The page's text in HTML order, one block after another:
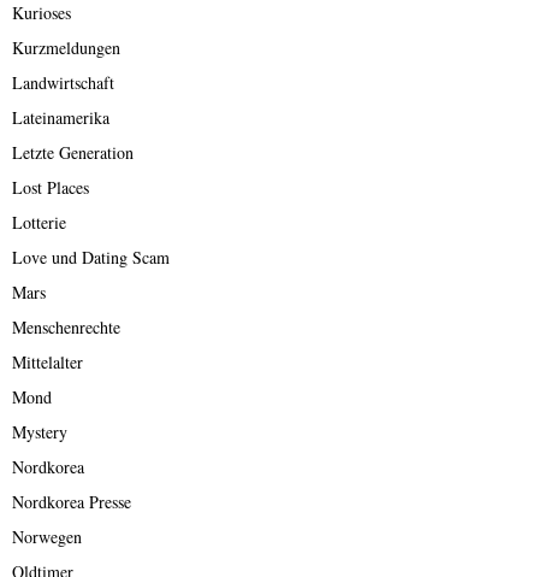
Kurioses
Kurzmeldungen
Landwirtschaft
Lateinamerika
Letzte Generation
Lost Places
Lotterie
Love und Dating Scam
Mars
Menschenrechte
Mittelalter
Mond
Mystery
Nordkorea
Nordkorea Presse
Norwegen
Oldtimer